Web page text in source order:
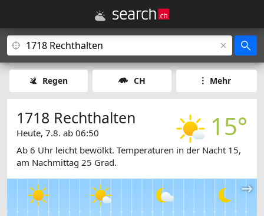
Regen CH Mehr
15°
1718 Rechthalten
Heute, 7.8. ab 06:50
Ab 6 Uhr leicht bewölkt. Temperaturen in der Nacht 15,
am Nachmittag 25 Grad.